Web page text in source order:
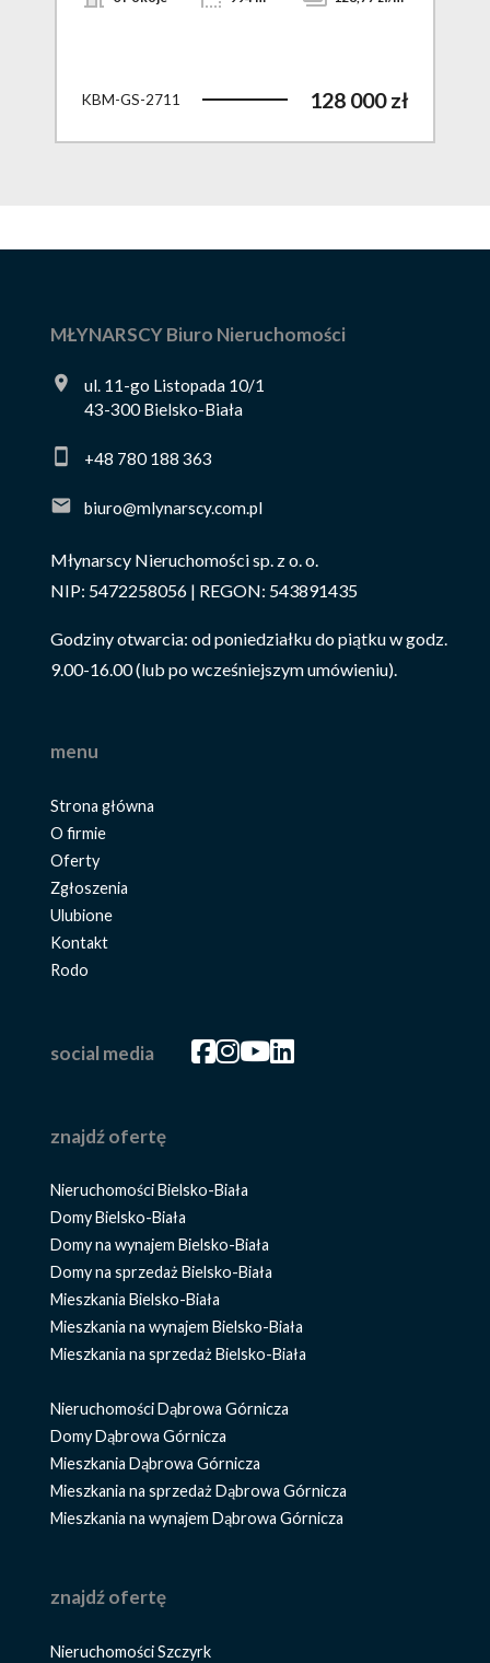
KBM-GS-2711 128 000 zł
MŁYNARSCY Biuro Nieruchomości
ul. 11-go Listopada 10/1
43-300 Bielsko-Biała
+48 780 188 363
biuro@mlynarscy.com.pl
Młynarscy Nieruchomości sp. z o. o.
NIP: 5472258056 | REGON: 543891435
Godziny otwarcia: od poniedziałku do piątku w godz.
9.00-16.00 (lub po wcześniejszym umówieniu).
menu
Strona główna
O firmie
Oferty
Zgłoszenia
Ulubione
Kontakt
Rodo
social media Facebook
Facebook
Facebook
Facebook
znajdź ofertę
Nieruchomości Bielsko-Biała
Domy Bielsko-Biała
Domy na wynajem Bielsko-Biała
Domy na sprzedaż Bielsko-Biała
Mieszkania Bielsko-Biała
Mieszkania na wynajem Bielsko-Biała
Mieszkania na sprzedaż Bielsko-Biała
Nieruchomości Dąbrowa Górnicza
Domy Dąbrowa Górnicza
Mieszkania Dąbrowa Górnicza
Mieszkania na sprzedaż Dąbrowa Górnicza
Mieszkania na wynajem Dąbrowa Górnicza
znajdź ofertę
Nieruchomości Szczyrk